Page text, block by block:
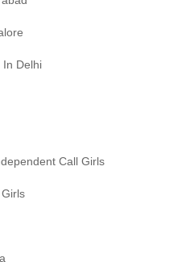
In Delhi
Call Girls